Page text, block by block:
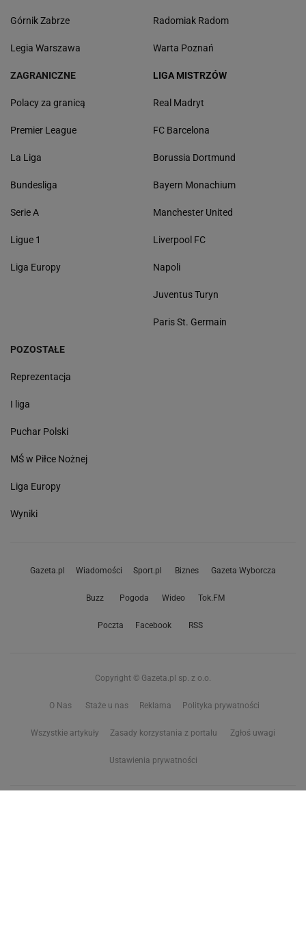
Górnik Zabrze
Legia Warszawa
Radomiak Radom
Warta Poznań
ZAGRANICZNE
Polacy za granicą
Premier League
La Liga
Bundesliga
Serie A
Ligue 1
Liga Europy
LIGA MISTRZÓW
Real Madryt
FC Barcelona
Borussia Dortmund
Bayern Monachium
Manchester United
Liverpool FC
Napoli
Juventus Turyn
Paris St. Germain
POZOSTAŁE
Reprezentacja
I liga
Puchar Polski
MŚ w Piłce Nożnej
Liga Europy
Wyniki
Gazeta.pl Wiadomości Sport.pl Biznes Gazeta Wyborcza
Buzz Pogoda Wideo Tok.FM
Poczta Facebook RSS
Copyright © Gazeta.pl sp. z o.o.
O Nas Staże u nas Reklama Polityka prywatności
Wszystkie artykuły Zasady korzystania z portalu Zgłoś uwagi
Ustawienia prywatności